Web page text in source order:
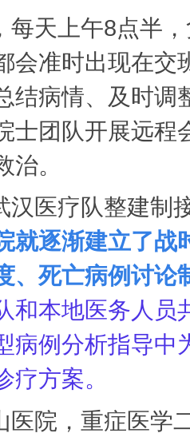
每天上午8点半
会准时出现在交
结病情、及时调
士团队开展远程
治。
汉医疗队整建制
就逐渐建立了战
、死亡病例讨论
和本地医务人员
病例分析指导中
疗方案。
医院，重症医学